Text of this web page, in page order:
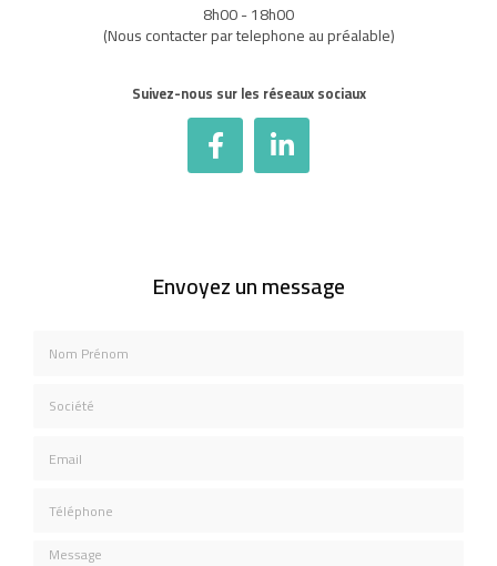
8h00 - 18h00
(Nous contacter par telephone au préalable)
Suivez-nous sur les réseaux sociaux
Envoyez un message
Message